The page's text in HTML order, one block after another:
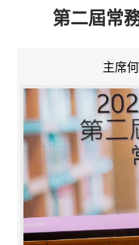
第二屆常
主席